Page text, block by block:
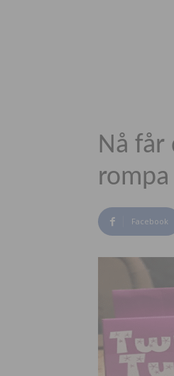
Nå får
Facebook